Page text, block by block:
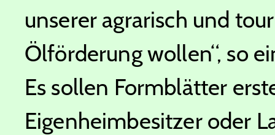
unserer agrarisch und
Ölförderung wollen“, so
Es sollen Formblätter
Eigenheimbesitzer oder